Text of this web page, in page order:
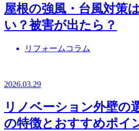
屋根の強風・台風対策
い？被害が出たら？
リフォームコラム
2026.03.29
リノベーション外壁の
の特徴とおすすめポイ